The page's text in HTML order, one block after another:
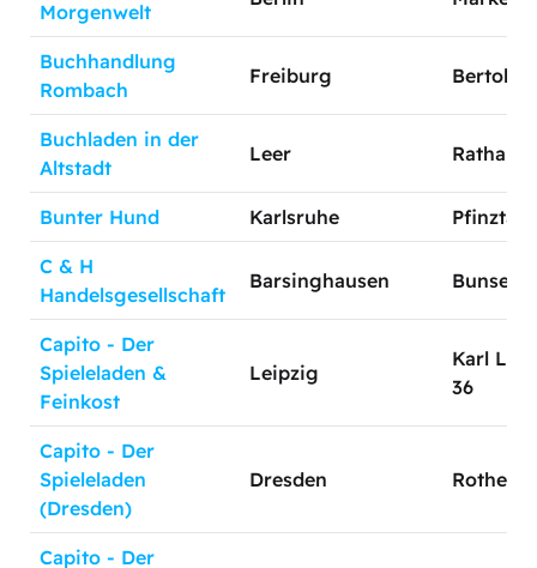
Morgenwelt
Buchhandlung
Rombach
Freiburg
Buchladen in der
Altstadt
Leer
Bunter Hund Karlsruhe
C & H
Handelsgesellschaft
Barsinghausen
Capito - Der
Spieleladen &
Feinkost
Leipzig
Karl
36
Capito - Der
Spieleladen
(Dresden)
Dresden
Capito - Der